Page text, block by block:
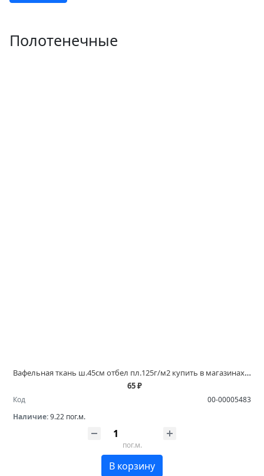
Полотенечные
Вафельная ткань ш.45см отбел пл.125г/м2 купить в магазинах Белово и Ленинск Кузнецком
65 ₽
Код
00-00005483
Наличие:9.22 пог.м.
пог.м.
В корзину